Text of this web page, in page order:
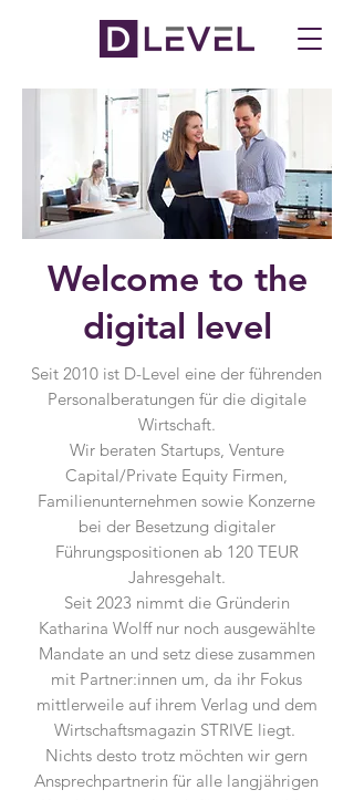
Welcome to the
digital level
Seit 2010 ist D-Level eine der führenden
Personalberatungen für die digitale
Wirtschaft.
Wir beraten Startups, Venture
Capital/Private Equity Firmen,
Familienunternehmen sowie Konzerne
bei der Besetzung digitaler
Führungspositionen ab 120 TEUR
Jahresgehalt.
Seit 2023 nimmt die Gründerin
Katharina Wolff nur noch ausgewählte
Mandate an und setz diese zusammen
mit Partner:innen um, da ihr Fokus
mittlerweile auf ihrem Verlag und dem
Wirtschaftsmagazin STRIVE liegt.
Nichts desto trotz möchten wir gern
Ansprechpartnerin für alle langjährigen